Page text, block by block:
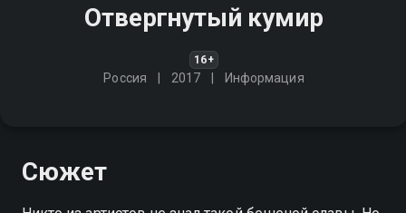
Отвергнутый кумир
16+
Россия 2017 Информация
Сюжет